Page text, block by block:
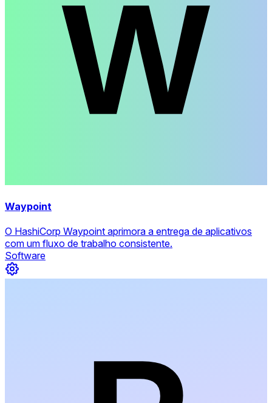
Waypoint
O HashiCorp Waypoint aprimora a entrega de aplicativos
com um fluxo de trabalho consistente.
Software